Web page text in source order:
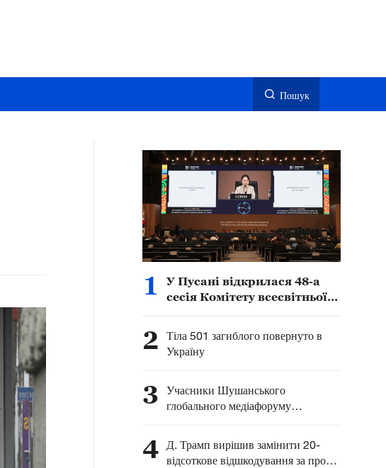
Пошук
1
У Пусані відкрилася 48-а
сесія Комітету всесвітньої
2 Тіла 501 загиблого повернуто в
Україну
3 Учасники Шушанського
глобального медіафоруму
відзначили роль ЗМІ у зміцненні
4 Д. Трамп вирішив замінити 20-
відсоткове відшкодування за прохід